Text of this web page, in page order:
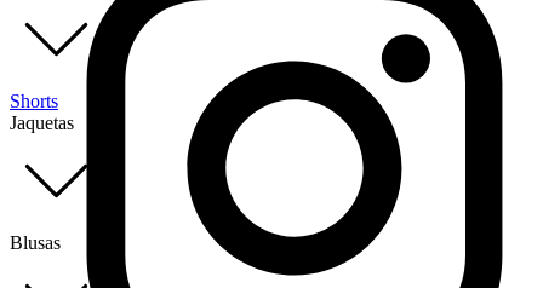
Shorts
Jaquetas
Blusas